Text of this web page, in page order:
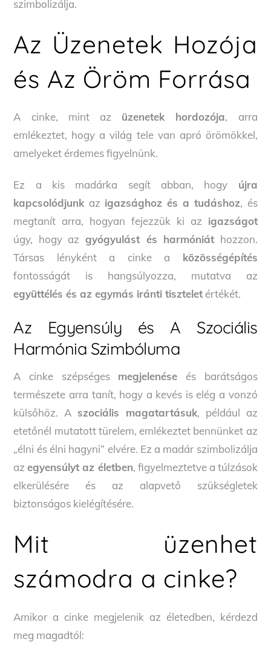
szimbolizálja.
Az Üzenetek Hozója
és Az Öröm Forrása
A cinke, mint az üzenetek hordozója, arra
emlékeztet, hogy a világ tele van apró örömökkel,
amelyeket érdemes figyelnünk.
Ez a kis madárka segít abban, hogy újra
kapcsolódjunkaz igazsághoz és a tudáshoz, és
megtanít arra, hogyan fejezzük ki az igazságot
úgy, hogy az gyógyulást és harmóniát hozzon.
Társas lényként a cinke a közösségépítés
fontosságát is hangsúlyozza, mutatva az
együttélés és az egymás iránti tisztelet értékét.
Az Egyensúly és A Szociális
Harmónia Szimbóluma
A cinke szépséges megjelenése és barátságos
természete arra tanít, hogy a kevés is elég a vonzó
külsőhöz. Aszociális magatartásuk, például az
etetőnél mutatott türelem, emlékeztet bennünket az
„élni és élni hagyni” elvére. Ez a madár szimbolizálja
azegyensúlyt az életben, figyelmeztetve a túlzások
elkerülésére és az alapvető szükségletek
biztonságos kielégítésére.
Mit üzenhet
számodra a cinke?
Amikor a cinke megjelenik az életedben, kérdezd
meg magadtól: